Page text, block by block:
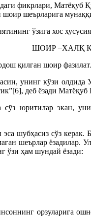
фикрлари, Матёқуб
шеърларига
ўзига хос
ШОИР –ХАЛҚ
қилган шоир
унинг кўзи
деб ёзади
юритилар экан,
шубҳасиз сўз
шеърлар
ўзи ҳам шундай ёзади:
орзуларига